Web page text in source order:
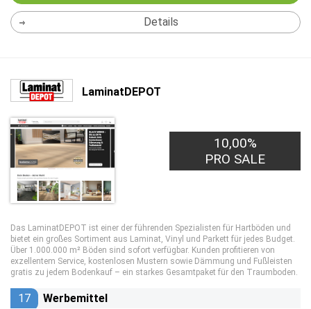
Details
LaminatDEPOT
1,00€
PRO LEAD
10,00%
PRO SALE
Das LaminatDEPOT ist einer der führenden Spezialisten für Hartböden und
bietet ein großes Sortiment aus Laminat, Vinyl und Parkett für jedes Budget.
Über 1.000.000 m² Böden sind sofort verfügbar. Kunden profitieren von
exzellentem Service, kostenlosen Mustern sowie Dämmung und Fußleisten
gratis zu jedem Bodenkauf – ein starkes Gesamtpaket für den Traumboden.
17 Werbemittel